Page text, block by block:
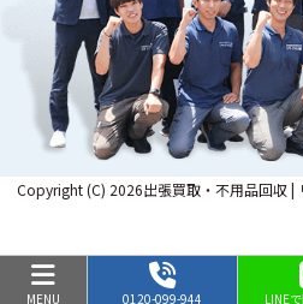
Copyright (C) 2026出張買取・不用品回収 |
MENU 0120-099-944 LINE